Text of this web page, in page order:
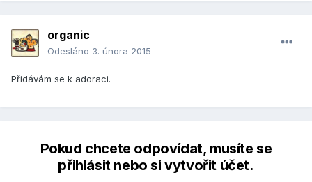
organic
Odesláno 3. února 2015
Přidávám se k adoraci.
Pokud chcete odpovídat, musíte se
přihlásit nebo si vytvořit účet.